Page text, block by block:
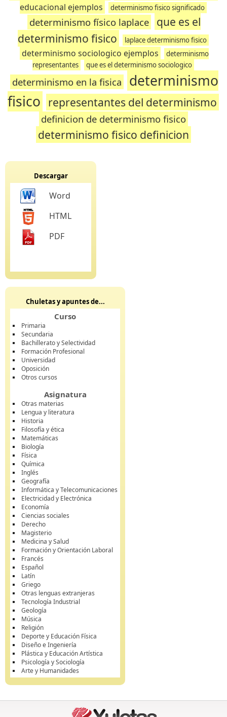
educacional ejemplos
determinismo fisico significado
determinismo físico laplace
que es el
determinismo fisico
laplace determinismo fisico
determinismo sociologico ejemplos
determinismo
representantes
que es el determinismo sociologico
determinismo en la fisica
determinismo
fisico representantes del determinismo
definicion de determinismo fisico
determinismo fisico definicion
Descargar
Word
HTML
PDF
Chuletas y apuntes de...
Curso
Primaria
Secundaria
Bachillerato y Selectividad
Formación Profesional
Universidad
Oposición
Otros cursos
Asignatura
Otras materias
Lengua y literatura
Historia
Filosofía y ética
Matemáticas
Biología
Física
Química
Inglés
Geografía
Informática y Telecomunicaciones
Electricidad y Electrónica
Economía
Ciencias sociales
Derecho
Magisterio
Medicina y Salud
Formación y Orientación Laboral
Francés
Español
Latín
Griego
Otras lenguas extranjeras
Tecnología Industrial
Geología
Música
Religión
Deporte y Educación Física
Diseño e Ingeniería
Plástica y Educación Artística
Psicología y Sociología
Arte y Humanidades